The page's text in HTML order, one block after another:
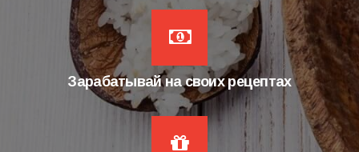
Зарабатывай на своих рецептах